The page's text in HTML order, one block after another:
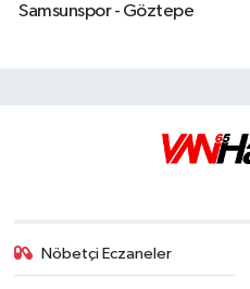
Samsunspor - Göztepe
Nöbetçi Eczaneler